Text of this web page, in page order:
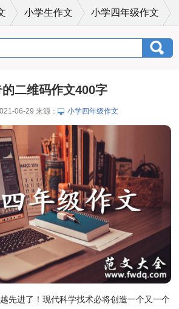
小学生作文 小学四年级作文
二维码作文400字
06-29 来源： 小学四年级作文
进了！现代科学找术必将创造一个又一个